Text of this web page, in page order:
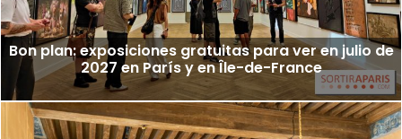
Bon plan: exposiciones gratuitas para ver en julio de
2027 en París y en Île-de-France